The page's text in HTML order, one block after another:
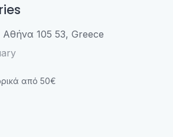
105 53, Greece
από 50€